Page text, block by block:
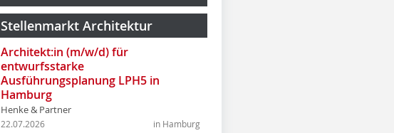
Stellenmarkt Architektur
Architekt:in (m/w/d) für
entwurfsstarke
Ausführungsplanung LPH5 in
Hamburg
Henke & Partner
in Hamburg
22.07.2026